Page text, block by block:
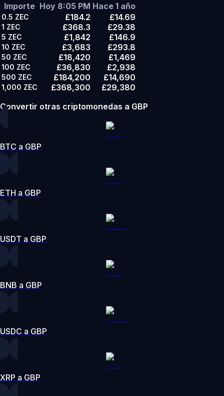
Importe Hoy 8:05 PM Hace 1 año
0.5 ZEC £184.2 £14.69
1 ZEC £368.3 £29.38
5 ZEC £1,842 £146.9
10 ZEC £3,683 £293.8
50 ZEC £18,420 £1,469
100 ZEC £36,830 £2,938
500 ZEC £184,200 £14,690
1,000 ZEC £368,300
£29,380
Convertir otras criptomonedas a GBP
BTC a GBP
ETH a GBP
USDT a GBP
BNB a GBP
USDC a GBP
XRP a GBP